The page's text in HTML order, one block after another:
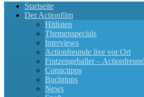
Startseite
Der Actionfilm
Hitlisten
Themenspecials
Interviews
Actionfreunde live vor Ort
Fratzengeballer –
Comictipps
Buchtipps
News